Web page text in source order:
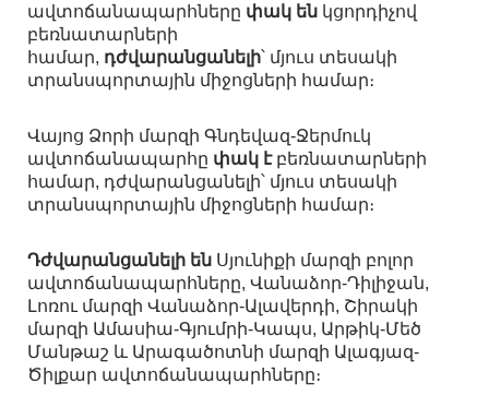
ավտոճանապարհները փակ են կցորդիչով
բեռնատարների
համար, դժվարանցանելի՝ մյուս տեսակի
տրանսպորտային միջոցների համար։
Վայոց Ձորի մարզի Գնդեվազ-Ջերմուկ
ավտոճանապարհը փակ էբեռնատարների
համար, դժվարանցանելի՝ մյուս տեսակի
տրանսպորտային միջոցների համար։
Դժվարանցանելի են Սյունիքի մարզի բոլոր
ավտոճանապարհները, Վանաձոր-Դիլիջան,
Լոռու մարզի Վանաձոր-Ալավերդի, Շիրակի
մարզի Ամասիա-Գյումրի-Կապս, Արթիկ-Մեծ
Մանթաշ և Արագածոտնի մարզի Ալագյազ-
Ծիլքար ավտոճանապարհները։